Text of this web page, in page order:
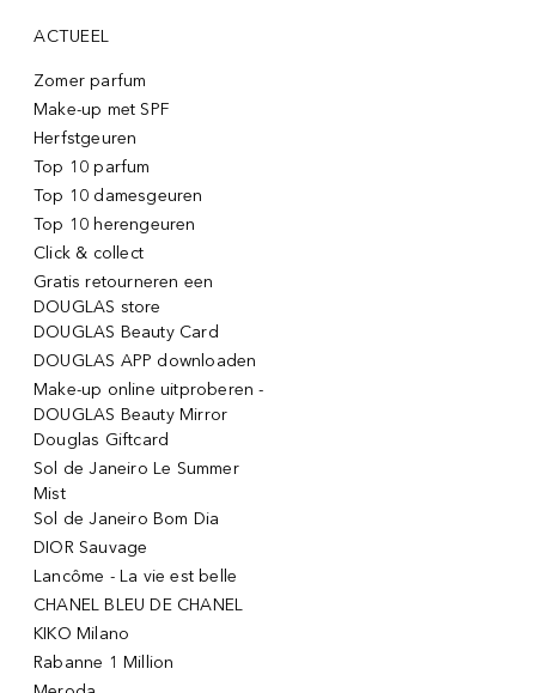
ACTUEEL
Zomer parfum
Make-up met SPF
Herfstgeuren
Top 10 parfum
Top 10 damesgeuren
Top 10 herengeuren
Click & collect
Gratis retourneren een
DOUGLAS store
DOUGLAS Beauty Card
DOUGLAS APP downloaden
Make-up online uitproberen -
DOUGLAS Beauty Mirror
Douglas Giftcard
Sol de Janeiro Le Summer
Mist
Sol de Janeiro Bom Dia
DIOR Sauvage
Lancôme - La vie est belle
CHANEL BLEU DE CHANEL
KIKO Milano
Rabanne 1 Million